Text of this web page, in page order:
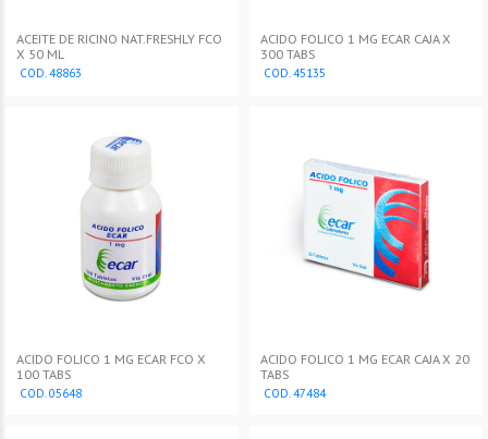
ACEITE DE RICINO NAT.FRESHLY FCO
X 50 ML
COD. 48863
ACIDO FOLICO 1 MG ECAR CAJA X
300 TABS
COD. 45135
ACIDO FOLICO 1 MG ECAR FCO X
100 TABS
COD. 05648
ACIDO FOLICO 1 MG ECAR CAJA X 20
TABS
COD. 47484